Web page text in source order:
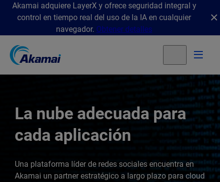
Akamai adquiere LayerX y ofrece seguridad integral y
control en tiempo real del uso de la IA en cualquier
navegador. Obtener detalles
La nube adecuada para
cada aplicación
Una plataforma líder de redes sociales encuentra en
Akamai un partner estratégico a largo plazo para cloud